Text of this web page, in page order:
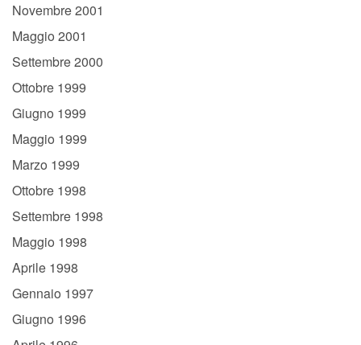
Novembre 2001
Maggio 2001
Settembre 2000
Ottobre 1999
Giugno 1999
Maggio 1999
Marzo 1999
Ottobre 1998
Settembre 1998
Maggio 1998
Aprile 1998
Gennaio 1997
Giugno 1996